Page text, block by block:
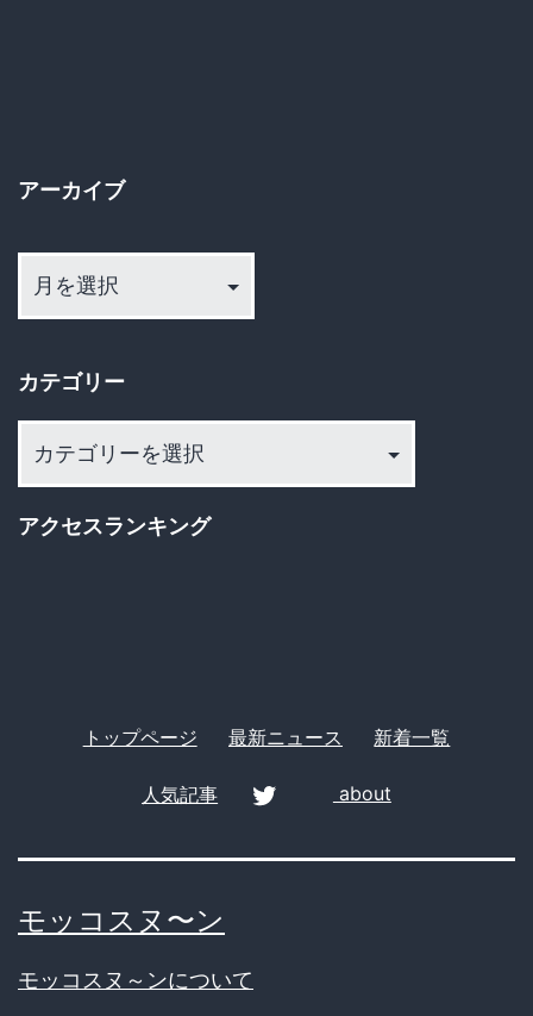
送
り
アーカイブ
カ
ブ
カテゴリー
リ
アクセスランキング
トップページ 最新ニュース 新着一覧
人気記事 about
モッコスヌ〜ン
モッコスヌ～ンについて